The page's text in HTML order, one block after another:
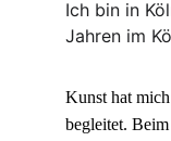
Ich bin in
Jahren im
Kunst hat
begleitet.